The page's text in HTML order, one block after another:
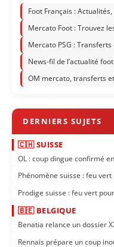
Foot Français :
Mercato Foot : Trouvez
Mercato PSG :
News-fil de l’actualité
OM mercato, transferts
🇨🇭 SUISSE
OL : coup dingue confirmé
Phénomène suisse : feu vert
Prodige suisse : feu vert
🇧🇪 BELGIQUE
Benatia relance un dossier
Rennais prépare un coup